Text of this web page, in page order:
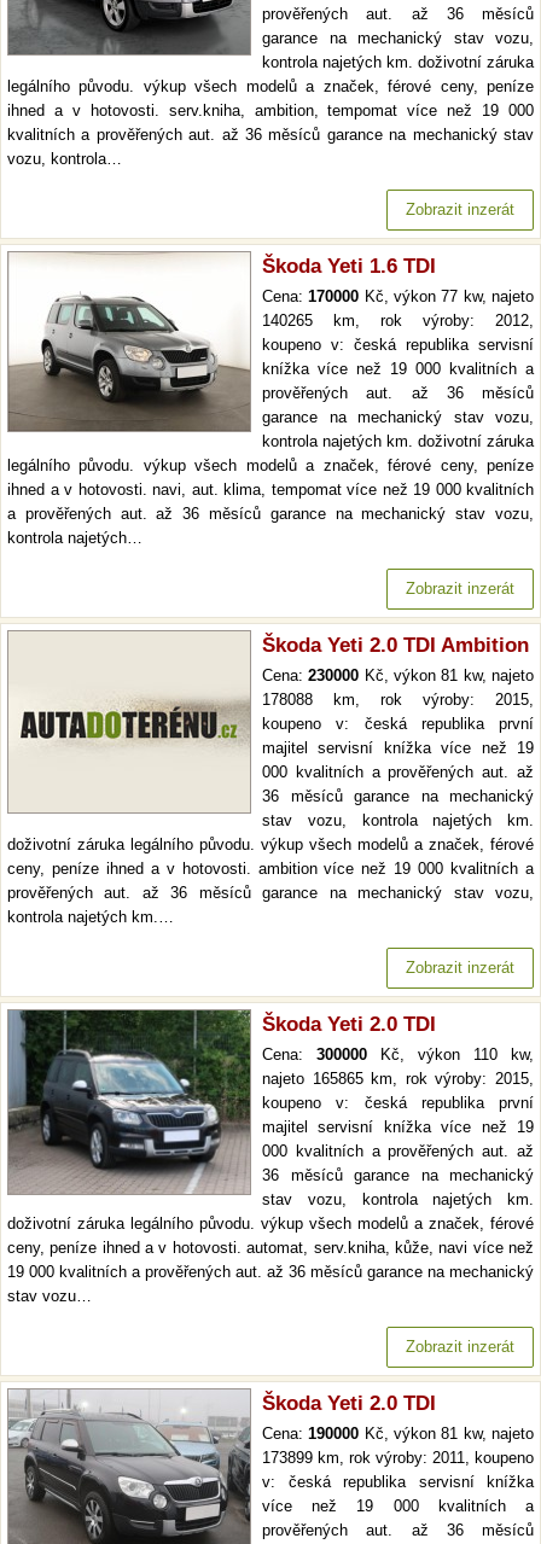
prověřených aut. až 36 měsíců
garance na mechanický stav vozu,
kontrola najetých km. doživotní záruka
legálního původu. výkup všech modelů a značek, férové ceny, peníze
ihned a v hotovosti. serv.kniha, ambition, tempomat více než 19 000
kvalitních a prověřených aut. až 36 měsíců garance na mechanický stav
vozu, kontrola…
Zobrazit inzerát
Škoda Yeti 1.6 TDI
Cena:170000 Kč, výkon 77 kw, najeto
140265 km, rok výroby: 2012,
koupeno v: česká republika servisní
knížka více než 19 000 kvalitních a
prověřených aut. až 36 měsíců
garance na mechanický stav vozu,
kontrola najetých km. doživotní záruka
legálního původu. výkup všech modelů a značek, férové ceny, peníze
ihned a v hotovosti. navi, aut. klima, tempomat více než 19 000 kvalitních
a prověřených aut. až 36 měsíců garance na mechanický stav vozu,
kontrola najetých…
Zobrazit inzerát
Škoda Yeti 2.0 TDI Ambition
Cena:230000 Kč, výkon 81 kw, najeto
178088 km, rok výroby: 2015,
koupeno v: česká republika první
majitel servisní knížka více než 19
000 kvalitních a prověřených aut. až
36 měsíců garance na mechanický
stav vozu, kontrola najetých km.
doživotní záruka legálního původu. výkup všech modelů a značek, férové
ceny, peníze ihned a v hotovosti. ambition více než 19 000 kvalitních a
prověřených aut. až 36 měsíců garance na mechanický stav vozu,
kontrola najetých km.…
Zobrazit inzerát
Škoda Yeti 2.0 TDI
Cena: 300000 Kč, výkon 110 kw,
najeto 165865 km, rok výroby: 2015,
koupeno v: česká republika první
majitel servisní knížka více než 19
000 kvalitních a prověřených aut. až
36 měsíců garance na mechanický
stav vozu, kontrola najetých km.
doživotní záruka legálního původu. výkup všech modelů a značek, férové
ceny, peníze ihned a v hotovosti. automat, serv.kniha, kůže, navi více než
19 000 kvalitních a prověřených aut. až 36 měsíců garance na mechanický
stav vozu…
Zobrazit inzerát
Škoda Yeti 2.0 TDI
Cena:190000 Kč, výkon 81 kw, najeto
173899 km, rok výroby: 2011, koupeno
v: česká republika servisní knížka
více než 19 000 kvalitních a
prověřených aut. až 36 měsíců